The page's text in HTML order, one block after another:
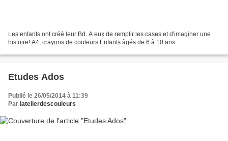
Les enfants ont créé leur Bd. A eux de remplir les cases et d'imaginer une
histoire! A4, crayons de couleurs Enfants âgés de 6 à 10 ans
Etudes Ados
Publié le 26/05/2014 à 11:39
Par latelierdescouleurs